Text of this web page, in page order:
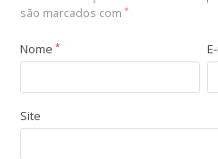
são marcados com*
Nome*
Site